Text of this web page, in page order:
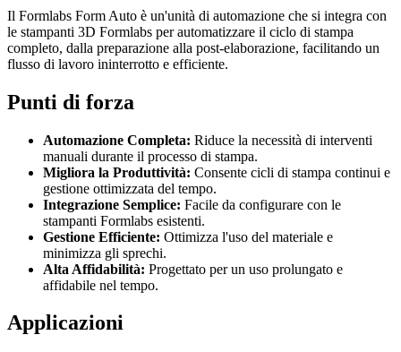
Il Formlabs Form Auto è un'unità di automazione che si integra con
le stampanti 3D Formlabs per automatizzare il ciclo di stampa
completo, dalla preparazione alla post-elaborazione, facilitando un
flusso di lavoro ininterrotto e efficiente.
Punti di forza
Automazione Completa: Riduce la necessità di interventi
manuali durante il processo di stampa.
Migliora la Produttività: Consente cicli di stampa continui e
gestione ottimizzata del tempo.
Integrazione Semplice: Facile da configurare con le
stampanti Formlabs esistenti.
Gestione Efficiente: Ottimizza l'uso del materiale e
minimizza gli sprechi.
Alta Affidabilità: Progettato per un uso prolungato e
affidabile nel tempo.
Applicazioni